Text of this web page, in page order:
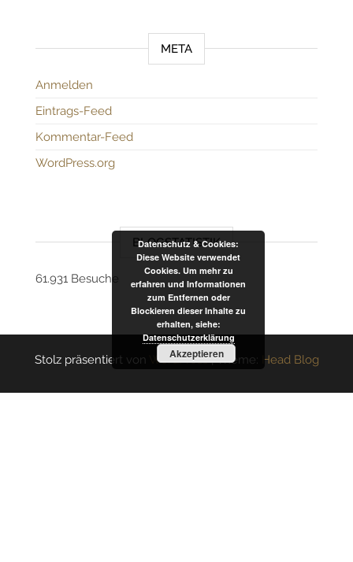
META
Anmelden
Eintrags-Feed
Kommentar-Feed
WordPress.org
BLOGSTATISTIK
61.931 Besuche
Stolz präsentiert von WordPress |Theme: Head Blog
Datenschutz & Cookies:
Diese Website verwendet
Cookies. Um mehr zu
erfahren und Informationen
zum Entfernen oder
Blockieren dieser Inhalte zu
erhalten, siehe:
Datenschutzerklärung
Akzeptieren